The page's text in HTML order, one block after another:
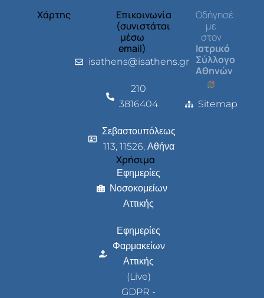
Χάρτης
Επικοινωνία
(συνιστάται
μέσω
email)
isathens@isathens.gr
210
3816404
Σεβαστουπόλεως
113, 11526, Αθήνα
Χρήσιμα
Εφημερίες
Νοσοκομείων
Αττικής
Εφημερίες
Φαρμακείων
Αττικής
(Live)
GDPR -
Οδήγησέ
με
στον
Ιατρικό
Σύλλογο
Αθηνών
Sitemap